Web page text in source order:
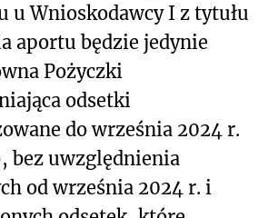
u Wnioskodawcy I z tytułu
aportu będzie jedynie
Pożyczki
odsetki
do września 2024 r.
bez uwzględnienia
od września 2024 r. i